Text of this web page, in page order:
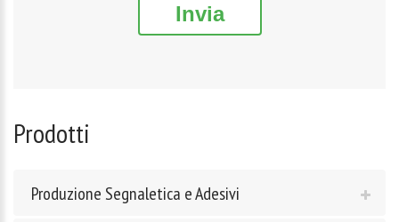
Invia
Prodotti
Produzione Segnaletica e Adesivi